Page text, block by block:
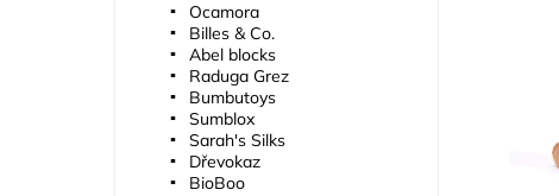
Ocamora
Billes & Co.
Abel blocks
Raduga Grez
Bumbutoys
Sumblox
Sarah's Silks
Dřevokaz
BioBoo